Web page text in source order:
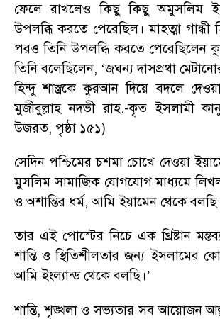
ফেলে রাখলেও কিছু কিছু অমুসলিম
উপলব্ধি করতে পেরেছিল। মাহত্মা গান্ধী
পরও তিনি উপলব্ধি করতে পেরেছিলেন
তিনি বলেছিলেন, ‘জঘন্য দাসপ্রথা
হিন্দু শাস্ত্রকে কুরআন দিয়ে বদলে
মুজীবুল্লাহ নদভী রাহ.-কৃত ইসলামী
উজরত, পৃষ্ঠা ১৫১)
সেদিন পশ্চিমের চশমা চোখে দেওয়া
মুসলিম সামাজিক যোগযোগ মাধ্যমে
ও অশান্তির ধর্ম,আমি ইয়ামেন থেকে বলছি
তার এই পোস্টের নিচে এক খ্রিষ্টান
শান্তি ও স্থিতিশীলতার জন্য ইসলামের
আমি ইংল্যান্ড থেকে বলছি।’
শান্তি,শৃঙ্খলা ও সভ্যতার সব আয়োজন